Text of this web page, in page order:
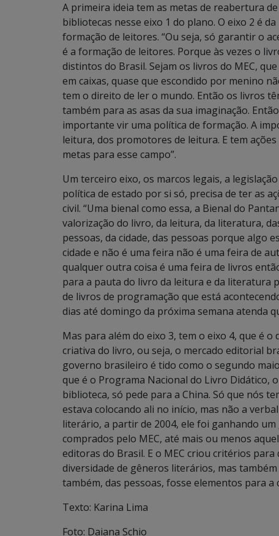
A primeira ideia tem as metas de reabertura
bibliotecas nesse eixo 1 do plano. O eixo 2 é
formação de leitores. “Ou seja, só garantir o
é a formação de leitores. Porque às vezes o
distintos do Brasil. Sejam os livros do MEC,
em caixas, quase que escondido por menino
tem o direito de ler o mundo. Então os livros
também para as asas da sua imaginação.
importante vir uma política de formação. A
leitura, dos promotores de leitura. E tem
metas para esse campo”.
Um terceiro eixo, os marcos legais, a
política de estado por si só, precisa de ter as
civil. “Uma bienal como essa, a Bienal do
valorização do livro, da leitura, da literatura,
pessoas, da cidade, das pessoas porque algo
cidade e não é uma feira não é uma feira de
qualquer outra coisa é uma feira de livros
para a pauta do livro da leitura e da literatura
de livros de programação que está
dias até domingo da próxima semana atenda
Mas para além do eixo 3, tem o eixo 4, que é
criativa do livro, ou seja, o mercado editorial
governo brasileiro é tido como o segundo
que é o Programa Nacional do Livro Didático,
biblioteca, só pede para a China. Só que nós
estava colocando ali no início, mas não a
literário, a partir de 2004, ele foi ganhando
comprados pelo MEC, até mais ou menos
editoras do Brasil. E o MEC criou critérios
diversidade de gêneros literários, mas
também, das pessoas, fosse elementos para a
Texto: Karina Lima
Foto: Daiana Schio